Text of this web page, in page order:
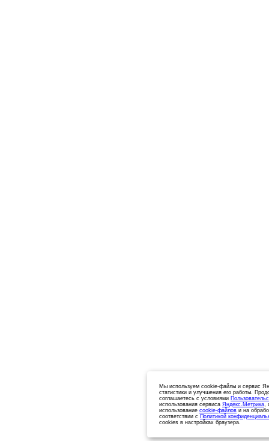
Мы используем cookie-файлы и сервис
статистики и улучшения его работы.
соглашаетесь с условиями
использования сервиса Яндекс.Метрика,
использование cookie-файлов и на
соответствии с Политикой
cookies в настройках браузера.